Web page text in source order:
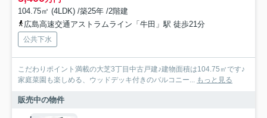
104.75㎡ (4LDK) /築25年 /2階建
広島高速交通アストラムライン「牛田」駅 徒歩21分
公共下水
こだわりポイント満載の大芝3丁目中古戸建♪建物面積は104.75㎡です♪
家庭菜園も楽しめる、ウッドデッキ付きのバルコニー... もっと見る
販売中の物件